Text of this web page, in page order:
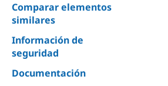
Comparar elementos
similares
Información de
seguridad
Documentación